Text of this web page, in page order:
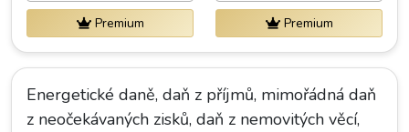
Premium Premium
Energetické daně, daň z příjmů, mimořádná daň
z neočekávaných zisků, daň z nemovitých věcí,